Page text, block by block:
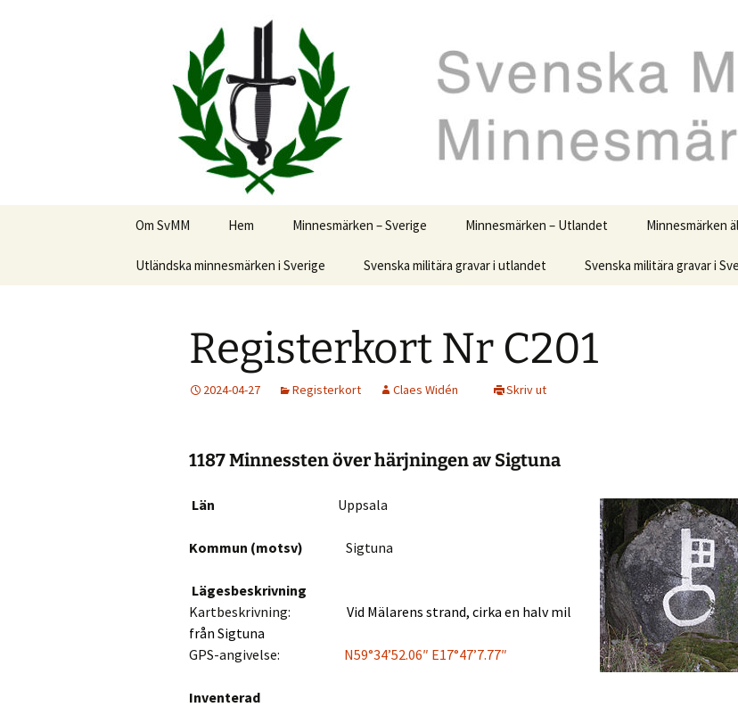
Svenska Militära
Svenska män och kvinnor i rikets tjänst
Om SvMM
Kontakt
Medlemmar
Protokoll, styrelsen och
årsmöten
Hem Minnesmärken – Sverige Minnesmärken – Utlandet Minnesmärken
Utländska minnesmärken i Sverige Svenska militära gravar i utlandet Svenska militära gravar i
Registerkort Nr C201
2024-04-27 Registerkort Claes Widén Skriv ut
1187 Minnessten över härjningen av Sigtuna
Län Uppsala
Kommun (motsv) Sigtuna
Lägesbeskrivning
Kartbeskrivning:
Vid Mälarens strand, cirka en halv mil
från Sigtuna
GPS-angivelse: N59°34’52.06″ E17°47’7.77″
Inventerad